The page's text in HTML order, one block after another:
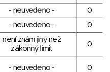
- neuvedeno -
0
- neuvedeno - 0
není znám jiný než
zákonný limit
0
- neuvedeno - 0